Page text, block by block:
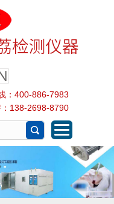
：400-886-7983
138-2698-8790